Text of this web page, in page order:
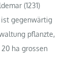
(1231)
ist gegenwärtig
pflanzte,
ha grossen